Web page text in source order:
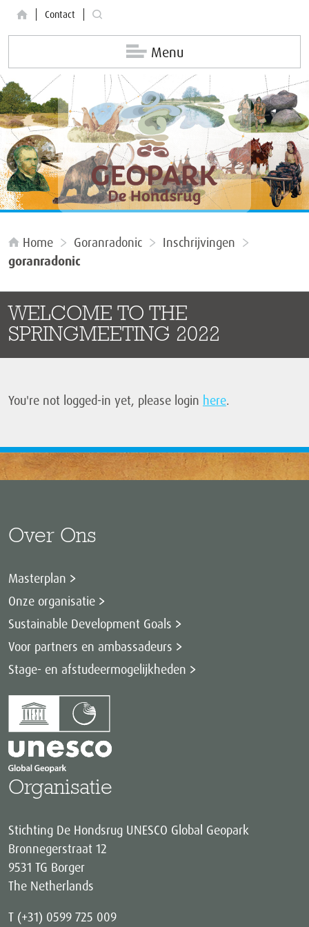
Contact
Menu
Home Goranradonic
Inschrijvingen
goranradonic
WELCOME TO THE
SPRINGMEETING 2022
You're not logged-in yet, please login here.
Over Ons
Masterplan
Onze organisatie
Sustainable Development Goals
Voor partners en ambassadeurs
Stage- en afstudeermogelijkheden
Organisatie
Stichting De Hondsrug UNESCO Global Geopark
Bronnegerstraat 12
9531 TG Borger
The Netherlands
T (+31) 0599 725 009